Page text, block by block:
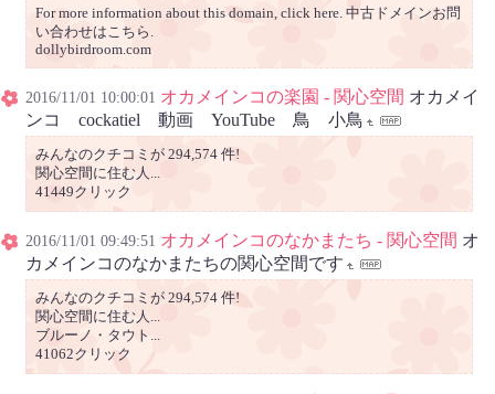
For more information about this domain, click here. 中古ドメインお問
い合わせはこちら.
dollybirdroom.com
2016/11/01 10:00:01 オカメインコの楽園 - 関心空間 オカメイ
ンコ cockatiel 動画 YouTube 鳥 小鳥
みんなのクチコミが 294,574 件!
関心空間に住む人...
41449クリック
2016/11/01 09:49:51 オカメインコのなかまたち - 関心空間 オ
カメインコのなかまたちの関心空間です
みんなのクチコミが 294,574 件!
関心空間に住む人...
ブルーノ・タウト...
41062クリック